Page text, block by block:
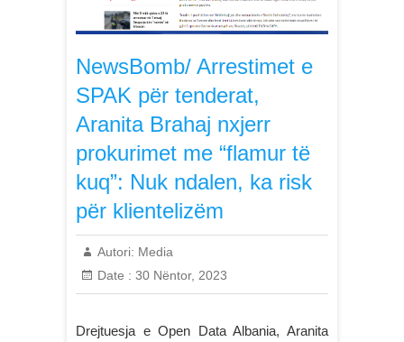
NewsBomb/ Arrestimet e
SPAK për tenderat,
Aranita Brahaj nxjerr
prokurimet me “flamur të
kuq”: Nuk ndalen, ka risk
për klientelizëm
Autori: Media
Date : 30 Nëntor, 2023
Drejtuesja e Open Data Albania, Aranita